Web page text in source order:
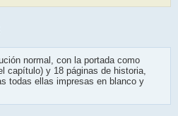
normal, con la portada como
capítulo) y 18 páginas de historia,
todas ellas impresas en blanco y